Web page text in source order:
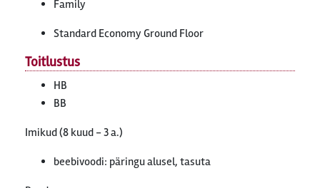
Family
Standard Economy Ground Floor
Toitlustus
HB
BB
Imikud (8 kuud - 3 a.)
beebivoodi: päringu alusel, tasuta